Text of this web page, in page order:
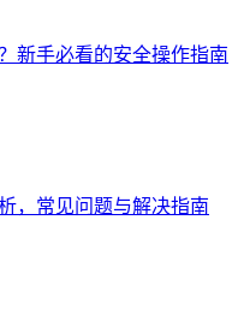
新手必看的安全操作指南
，常见问题与解决指南